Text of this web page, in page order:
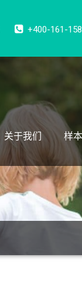
+400-161-
关于我们 样